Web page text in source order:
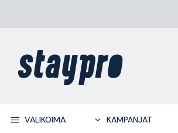
VALIKOIMA KAMPANJAT